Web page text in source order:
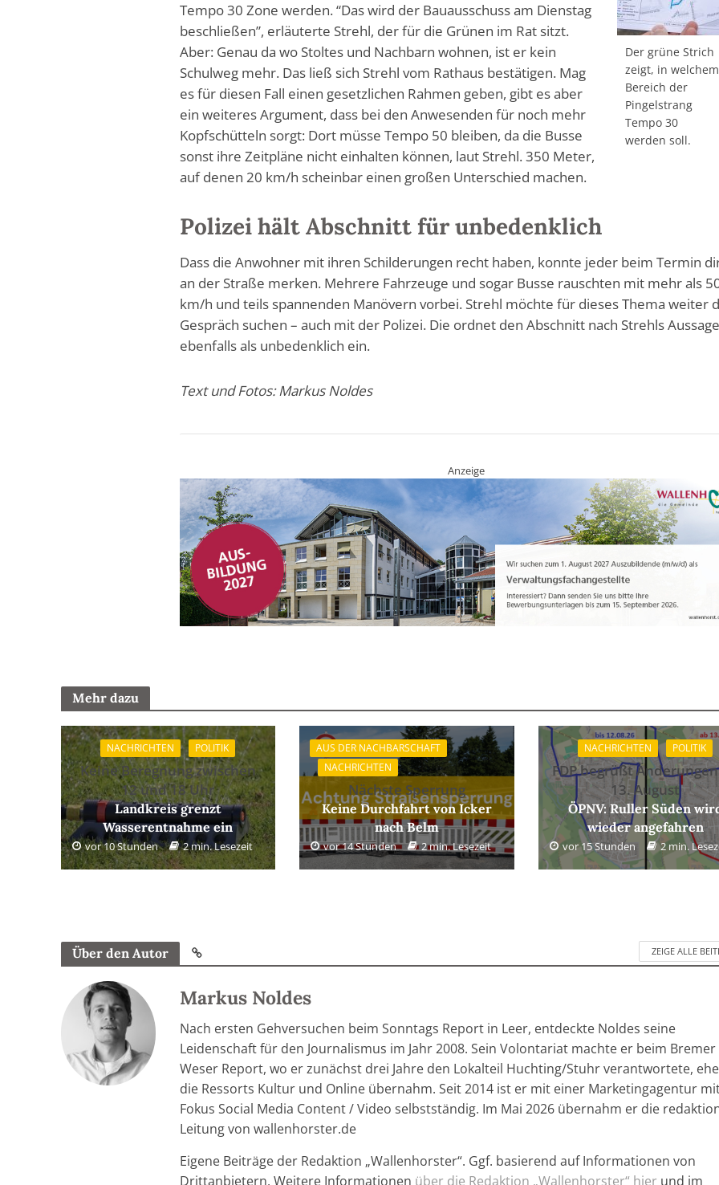
Der grüne Strich
zeigt, in welchem
Bereich der
Pingelstrang
Tempo 30
werden soll.
Tempo 30 Zone werden. “Das wird der Bauausschuss am Dienstag
beschließen”, erläuterte Strehl, der für die Grünen im Rat sitzt.
Aber: Genau da wo Stoltes und Nachbarn wohnen, ist er kein
Schulweg mehr. Das ließ sich Strehl vom Rathaus bestätigen. Mag
es für diesen Fall einen gesetzlichen Rahmen geben, gibt es aber
ein weiteres Argument, dass bei den Anwesenden für noch mehr
Kopfschütteln sorgt: Dort müsse Tempo 50 bleiben, da die Busse
sonst ihre Zeitpläne nicht einhalten können, laut Strehl. 350 Meter,
auf denen 20 km/h scheinbar einen großen Unterschied machen.
Polizei hält Abschnitt für unbedenklich
Dass die Anwohner mit ihren Schilderungen recht haben, konnte jeder beim Termin
an der Straße merken. Mehrere Fahrzeuge und sogar Busse rauschten mit mehr als
km/h und teils spannenden Manövern vorbei. Strehl möchte für dieses Thema weiter
Gespräch suchen – auch mit der Polizei. Die ordnet den Abschnitt nach Strehls
ebenfalls als unbedenklich ein.
Text und Fotos: Markus Noldes
Anzeige
Mehr dazu
NACHRICHTEN POLITIK
Keine Beregnung zwischen
12 und 18 Uhr
Landkreis grenzt
Wasserentnahme ein
vor 10 Stunden 2 min. Lesezeit
AUS DER NACHBARSCHAFT
NACHRICHTEN
Nächste Sperrung
Keine Durchfahrt von Icker
nach Belm
vor 14 Stunden 2 min. Lesezeit
NACHRICHTEN POLITIK
FDP begrüßt
13. August
ÖPNV: Ruller Süden
wieder angefahren
vor 15 Stunden 2 min.
Über den Autor ZEIGE ALLE
Markus Noldes
Nach ersten Gehversuchen beim Sonntags Report in Leer, entdeckte Noldes seine
Leidenschaft für den Journalismus im Jahr 2008. Sein Volontariat machte er beim Bremer
Weser Report, wo er zunächst drei Jahre den Lokalteil Huchting/Stuhr verantwortete,
die Ressorts Kultur und Online übernahm. Seit 2014 ist er mit einer Marketingagentur
Fokus Social Media Content / Video selbstständig. Im Mai 2026 übernahm er die
Leitung von wallenhorster.de
Eigene Beiträge der Redaktion „Wallenhorster“. Ggf. basierend auf Informationen von
Drittanbietern. Weitere Informationen über die Redaktion „Wallenhorster“ hier und im